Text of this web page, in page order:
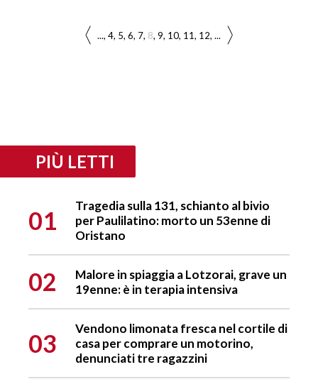
... 4 5 6 7 8 9 10 11 12 ...
PIÙ LETTI
01
Tragedia sulla 131, schianto al bivio
per Paulilatino: morto un 53enne di
Oristano
02
Malore in spiaggia a Lotzorai, grave un
19enne: è in terapia intensiva
03
Vendono limonata fresca nel cortile di
casa per comprare un motorino,
denunciati tre ragazzini